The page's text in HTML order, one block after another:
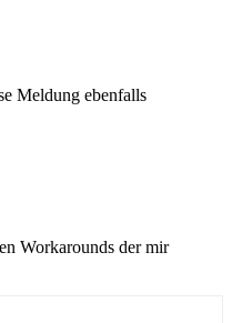
Meldung ebenfalls
Workarounds der mir